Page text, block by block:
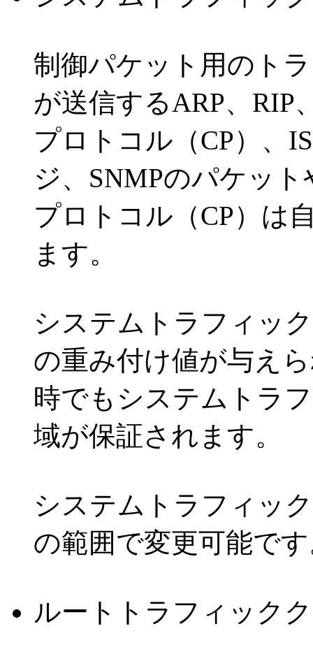
制御パケット用のト
が送信するARP、RIP
プロトコル（CP）、
ジ、SNMPのパケッ
プロトコル（CP）は
ます。
システムトラフィッ
の重み付け値が与え
時でもシステムトラ
域が保証されます。
システムトラフィッ
の範囲で変更可能で
ルートトラフィック